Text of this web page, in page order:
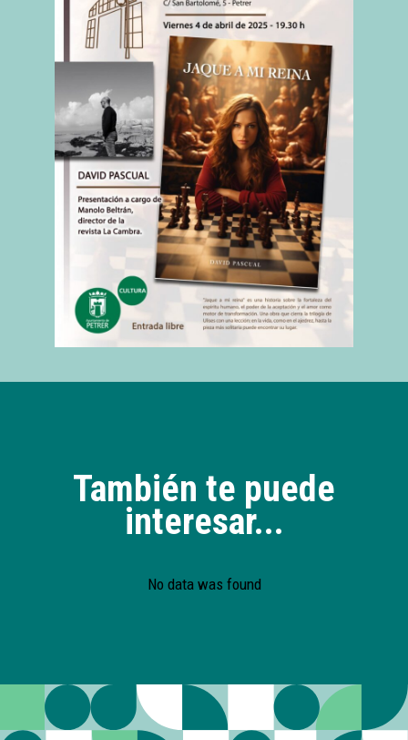
También te puede
interesar...
No data was found